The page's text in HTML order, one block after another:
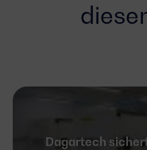
Dagartech